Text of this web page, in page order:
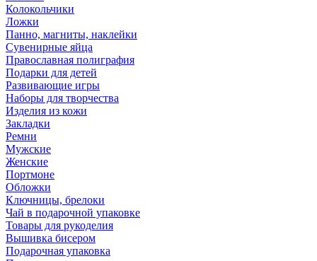
Колокольчики
Ложки
Панно, магниты, наклейки
Сувенирные яйца
Православная полиграфия
Подарки для детей
Развивающие игры
Наборы для творчества
Изделия из кожи
Закладки
Ремни
Мужские
Женские
Портмоне
Обложки
Ключницы, брелоки
Чай в подарочной упаковке
Товары для рукоделия
Вышивка бисером
Подарочная упаковка